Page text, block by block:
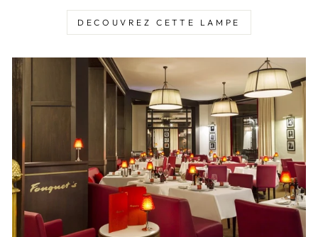
DECOUVREZ CETTE LAMPE